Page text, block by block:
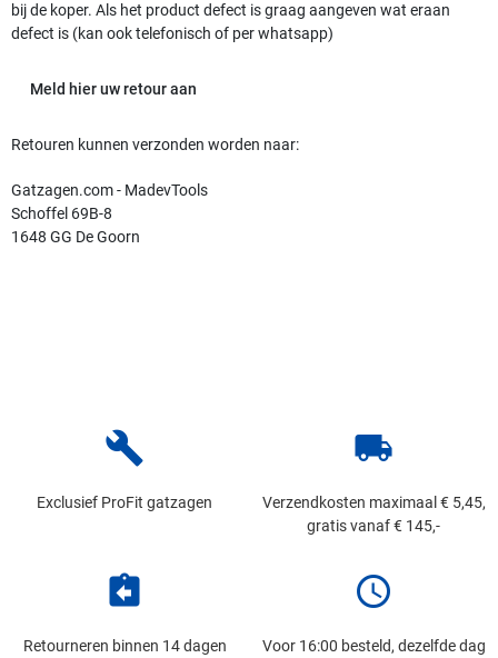
bij de koper. Als het product defect is graag aangeven wat eraan
defect is (kan ook telefonisch of per whatsapp)
Meld hier uw retour aan
Retouren kunnen verzonden worden naar:
Gatzagen.com - MadevTools
Schoffel 69B-8
1648 GG De Goorn
build
Exclusief ProFit gatzagen
local_shipping
Verzendkosten maximaal € 5,45,
gratis vanaf € 145,-
assignment_return
Retourneren binnen 14 dagen
schedule
Voor 16:00 besteld, dezelfde dag